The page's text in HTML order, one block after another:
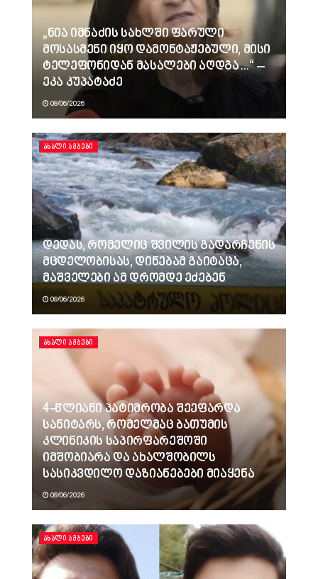
„ნია იმნაძის სახლში ფარული
მოსასმენი იყო დამონტაჟებული, მისი
ტელეფონიდან მასალები აღდგა…“ –
ეკა კუპატაძე
08/06/2026
ᲐᲮᲐᲚᲘ ᲐᲛᲑᲔᲑᲘ
დედას, რომელიც შვილის გადარჩენის
მცდელობისას, დინებამ გაიტაცა,
მაშველები ამ დრომდე ეძებენ
08/06/2026
ᲐᲮᲐᲚᲘ ᲐᲛᲑᲔᲑᲘ
4-წლიანი პატიმრობა შეეფარდა
სანიტარს, რომელმაც ბათუმის
კლინიკის საპირფარეშოში
იმშობიარა და ახალშობილს
სასიკვდილო დაზიანებები მიაყენა
08/06/2026
ᲐᲮᲐᲚᲘ ᲐᲛᲑᲔᲑᲘ